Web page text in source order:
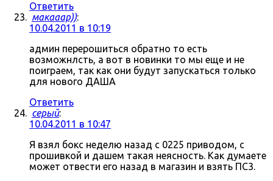
Ответить
макааар)):
10.04.2011 в 10:19
админ перерошиться обратно то есть
возможнлсть, а вот в новинки то мы еще и не
поиграем, так как они будут запускаться только
для нового ДАША
Ответить
серый:
10.04.2011 в 10:47
Я взял бокс неделю назад с 0225 приводом, с
прошивкой и дашем такая неясность. Как думаете
может отвести его назад в магазин и взять ПС3.